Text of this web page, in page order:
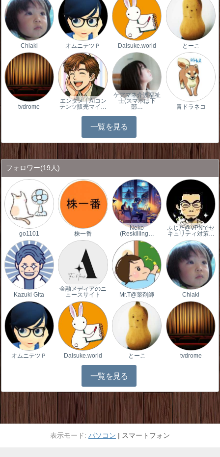
Chiaki オムニテツＰ Daisuke.world とーこ
tvdrome
エンタメ｜AIコン
テンツ販売マイ…
ケアマネ介護福祉
士(スマホは下
部…
青ドラネコ
一覧を見る
フォロワー(19人)
go1101 株一番
Neko
(Reskilling…
ふじた@VPNでセ
キュリティ対策…
Kazuki Gita
金融メディアのニ
ュースサイト
Mr.T@薬剤師 Chiaki
オムニテツＰ Daisuke.world とーこ tvdrome
一覧を見る
パソコン スマートフォン